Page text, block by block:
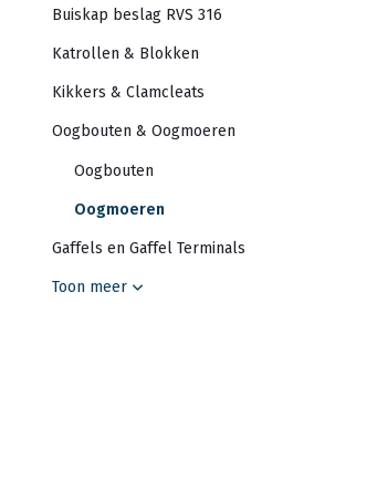
Buiskap beslag RVS 316
Katrollen & Blokken
Kikkers & Clamcleats
Oogbouten & Oogmoeren
Oogbouten
Oogmoeren
Gaffels en Gaffel Terminals
Toon meer